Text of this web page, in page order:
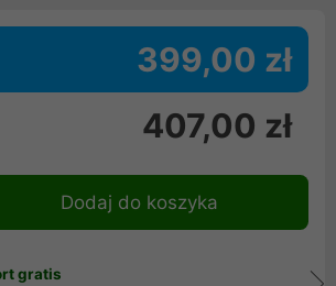
399,00 zł
407,00 zł
Dodaj do koszyka
gratis